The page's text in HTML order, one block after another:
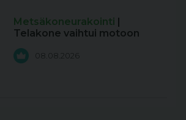
Metsäkoneurakointi |
Telakone vaihtui motoon
08.08.2026